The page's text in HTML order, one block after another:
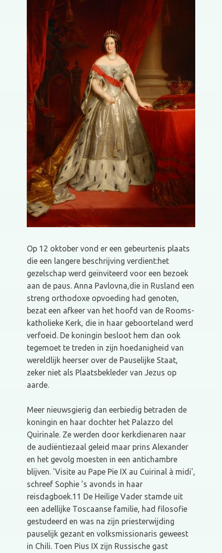
Op 12 oktober vond er een gebeurtenis plaats
die een langere beschrijving verdient:het
gezelschap werd geïnviteerd voor een bezoek
aan de paus. Anna Pavlovna,die in Rusland een
streng orthodoxe opvoeding had genoten,
bezat een afkeer van het hoofd van de Rooms-
katholieke Kerk, die in haar geboorteland werd
verfoeid. De koningin besloot hem dan ook
tegemoet te treden in zijn hoedanigheid van
wereldlijk heerser over de Pauselijke Staat,
zeker niet als Plaatsbekleder van Jezus op
aarde.
Meer nieuwsgierig dan eerbiedig betraden de
koningin en haar dochter het Palazzo del
Quirinale. Ze werden door kerkdienaren naar
de audiëntiezaal geleid maar prins Alexander
en het gevolg moesten in een antichambre
blijven. 'Visite au Pape Pie IX au Cuirinal à midi',
schreef Sophie 's avonds in haar
reisdagboek.11 De Heilige Vader stamde uit
een adellijke Toscaanse familie, had filosofie
gestudeerd en was na zijn priesterwijding
pauselijk gezant en volksmissionaris geweest
in Chili. Toen Pius IX zijn Russische gast